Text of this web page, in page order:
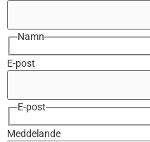
Namn
E-post
E-post
Meddelande